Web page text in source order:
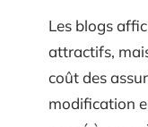
Les blogs
attractifs,
coût des
modification